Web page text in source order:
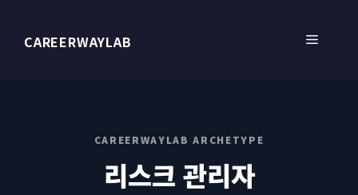
CAREERWAYLAB 메
CAREERWAYLAB ARCHETYPE
리스크 관리자